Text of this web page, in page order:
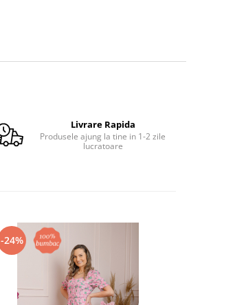
Livrare Rapida
Produsele ajung la tine in 1-2 zile
lucratoare
-24%